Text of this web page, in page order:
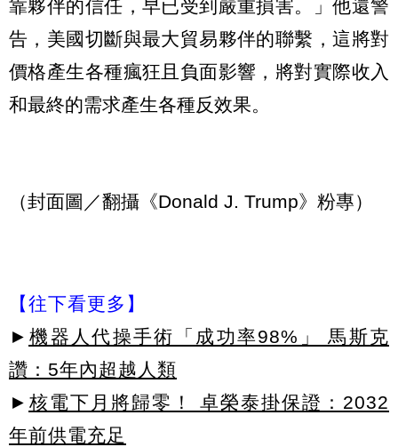
靠夥伴的信任，早已受到嚴重損害。」他還警
告，美國切斷與最大貿易夥伴的聯繫，這將對
價格產生各種瘋狂且負面影響，將對實際收入
和最終的需求產生各種反效果。
（封面圖／翻攝《Donald J. Trump》粉專）
【往下看更多】
► 機器人代操手術「成功率98%」 馬斯克
讚：5年內超越人類
► 核電下月將歸零！ 卓榮泰掛保證：2032
年前供電充足